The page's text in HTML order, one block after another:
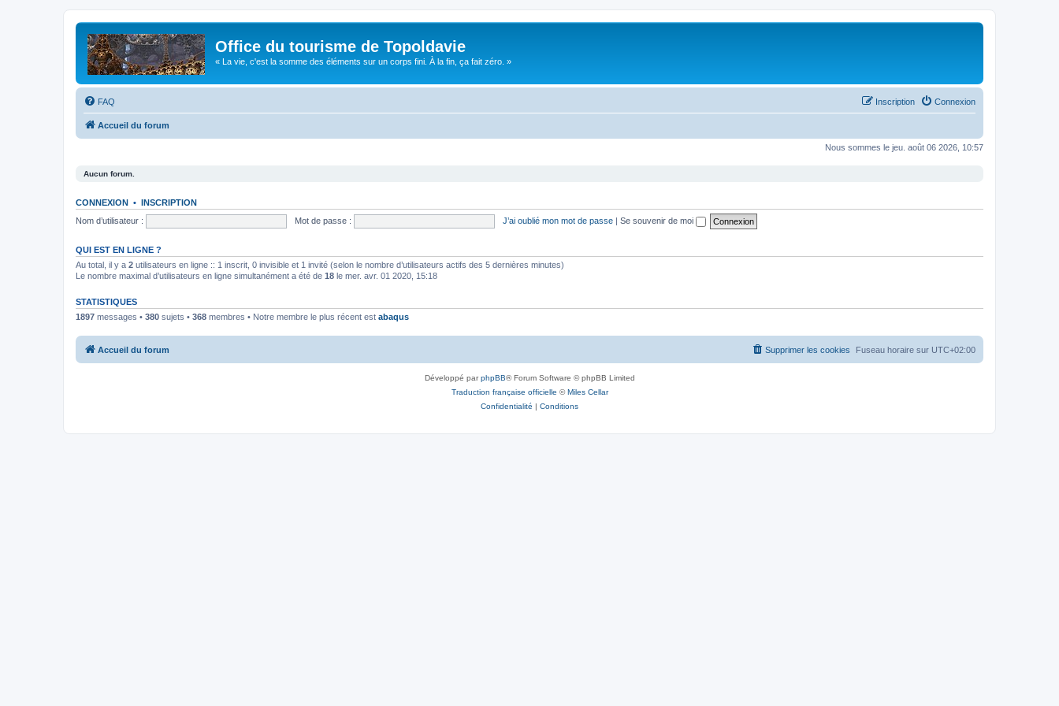
Office du tourisme de Topoldavie
« La vie, c'est la somme des éléments sur un corps fini. À la fin, ça fait zéro. »
FAQ Connexion
Inscription
Accueil du forum
Nous sommes le jeu. août 06 2026, 10:57
Aucun forum.
CONNEXION • INSCRIPTION
Nom d’utilisateur :
Mot de passe : J’ai oublié mon mot de passe | Se souvenir de moi
QUI EST EN LIGNE ?
Au total, il y a 2 utilisateurs en ligne :: 1 inscrit, 0 invisible et 1 invité (selon le nombre d’utilisateurs actifs des 5 dernières minutes)
Le nombre maximal d’utilisateurs en ligne simultanément a été de 18 le mer. avr. 01 2020, 15:18
STATISTIQUES
1897 messages • 380 sujets • 368 membres • Notre membre le plus récent est abaqus
Accueil du forum Fuseau horaire sur UTC+02:00
Supprimer les cookies
Développé parphpBB® Forum Software © phpBB Limited
Traduction française officielle ©Miles Cellar
Confidentialité | Conditions